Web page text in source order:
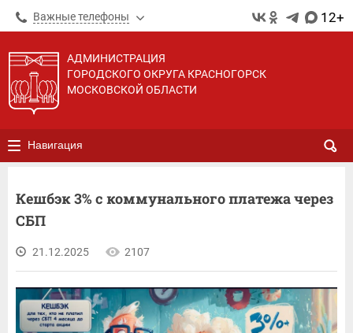
Важные телефоны 12+
АДМИНИСТРАЦИЯ
ГОРОДСКОГО ОКРУГА КРАСНОГОРСК
МОСКОВСКОЙ ОБЛАСТИ
Навигация
Кешбэк 3% с коммунального платежа через
СБП
21.12.2025 2107